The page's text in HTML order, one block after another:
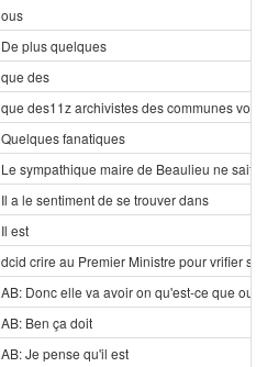
ous
De plus quelques
que des
que des11z archivistes des communes
Quelques fanatiques
Le sympathique maire de Beaulieu ne sait
Il a le sentiment de se trouver dans
Il est
dcid crire au Premier Ministre pour vrifier si
AB: Donc elle va avoir on qu'est-ce que oui
AB: Ben ça doit
AB: Je pense qu'il est